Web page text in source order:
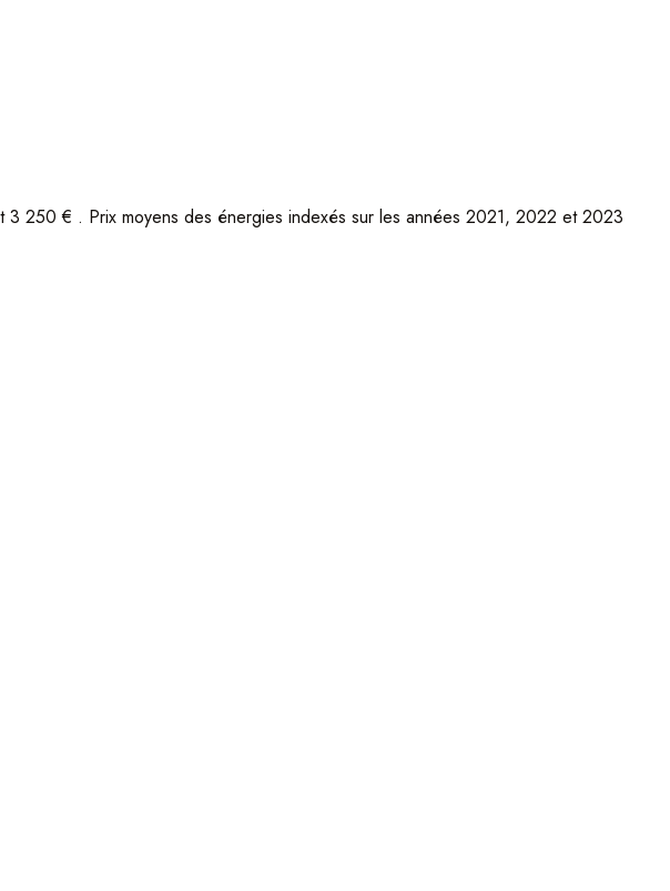
250 € . Prix moyens des énergies indexés sur les années 2021, 2022 et 2023